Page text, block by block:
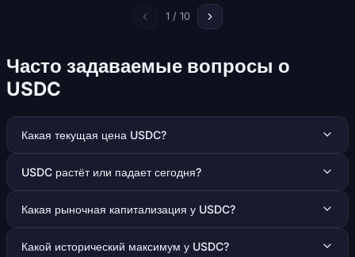
1 / 10
Часто задаваемые вопросы о
USDC
Какая текущая цена USDC?
USDC растёт или падает сегодня?
Какая рыночная капитализация у USDC?
Какой исторический максимум у USDC?